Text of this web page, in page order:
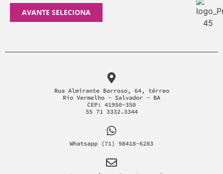
AVANTE SELECIONA
Rua Almirante Barroso, 64, térreo
Rio Vermelho - Salvador - BA
CEP: 41950-350
55 71 3332.3344
Whatsapp (71) 98418-6283